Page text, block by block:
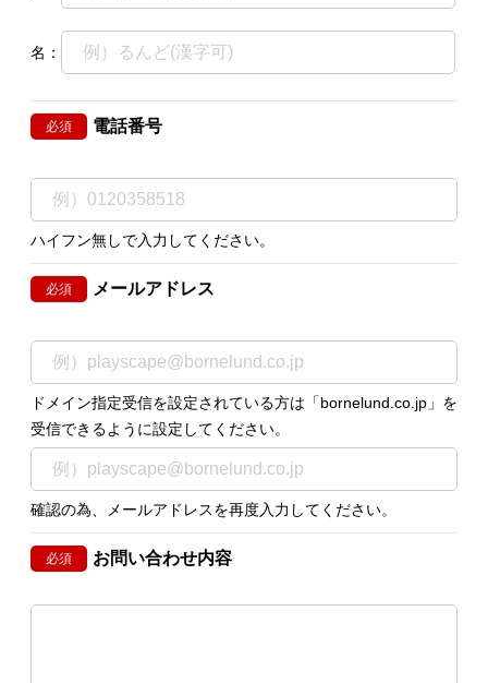
名：
必須 電話番号
ハイフン無しで入力してください。
必須 メールアドレス
ドメイン指定受信を設定されている方は「bornelund.co.jp」を
受信できるように設定してください。
確認の為、メールアドレスを再度入力してください。
必須 お問い合わせ内容